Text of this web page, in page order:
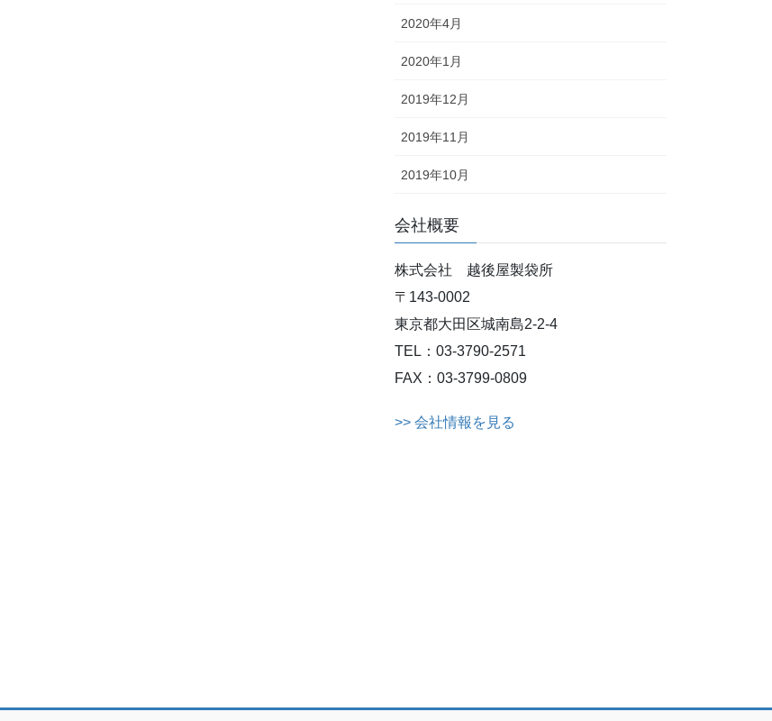
2020年4月
2020年1月
2019年12月
2019年11月
2019年10月
会社概要
株式会社 越後屋製袋所
〒143-0002
東京都大田区城南島2-2-4
TEL：03-3790-2571
FAX：03-3799-0809
>> 会社情報を見る